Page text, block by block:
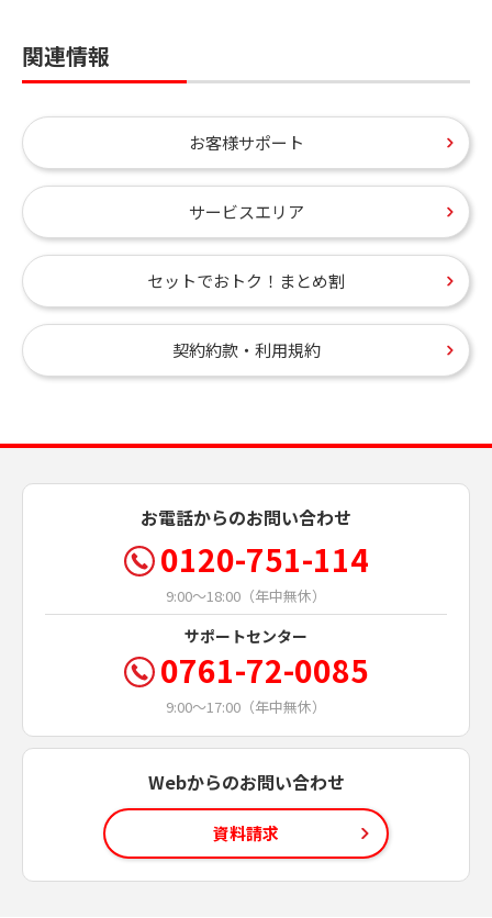
関連情報
お客様サポート
サービスエリア
セットでおトク！まとめ割
契約約款・利用規約
お電話からのお問い合わせ
0120-751-114
9:00～18:00（年中無休）
サポートセンター
0761-72-0085
9:00～17:00（年中無休）
Webからのお問い合わせ
資料請求